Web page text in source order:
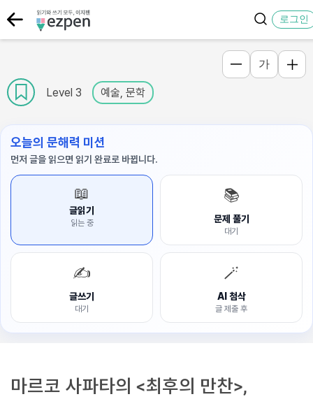
로그인
Level 3 예술, 문학
가
오늘의 문해력 미션
먼저 글을 읽으면 읽기 완료로 바뀝니다.
📖
글읽기
읽는 중
📚
문제 풀기
대기
✍️
글쓰기
대기
🪄
AI 첨삭
글 제출 후
마르코 사파타의 <최후의 만찬>,